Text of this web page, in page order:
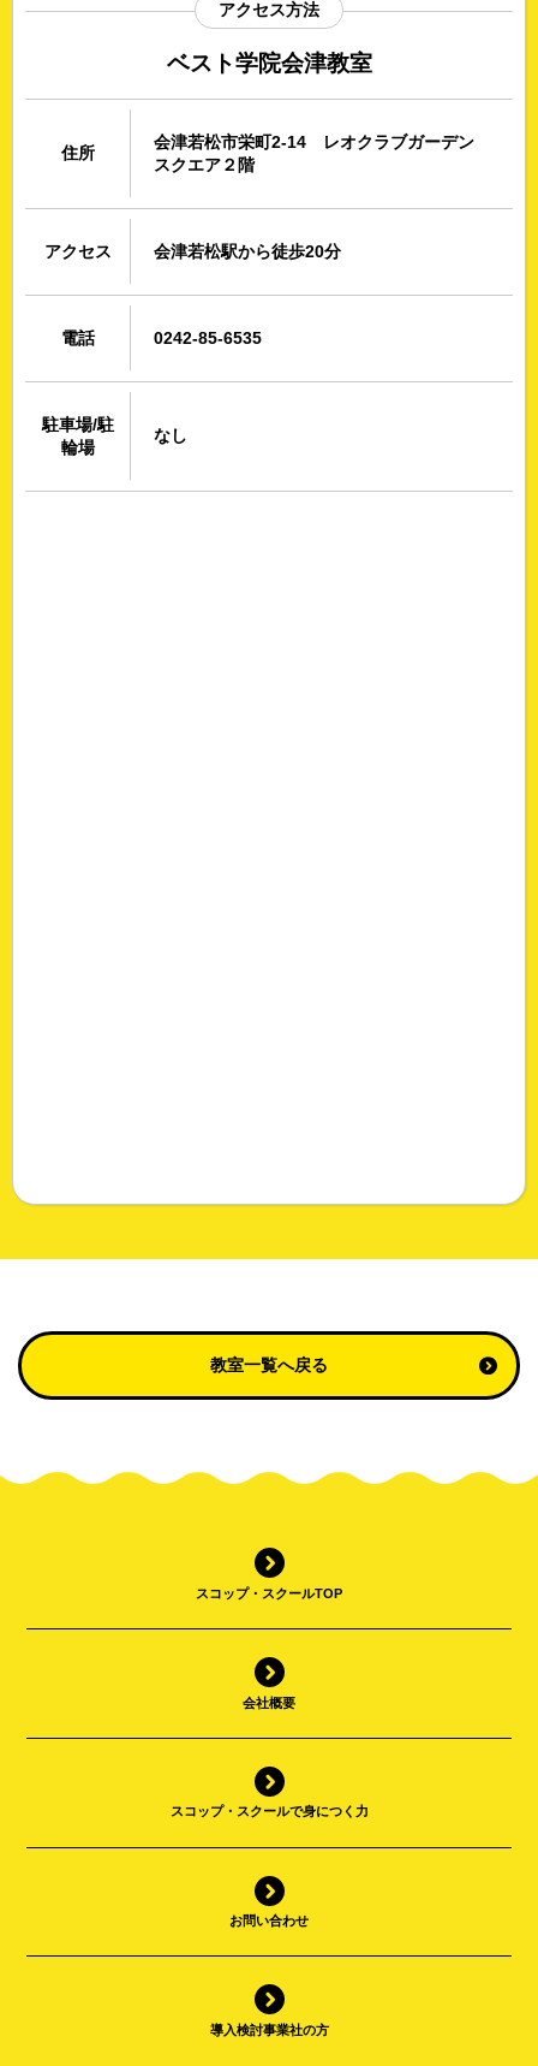
アクセス方法
ベスト学院会津教室
住所
会津若松市栄町2-14 レオクラブガーデン
スクエア２階
アクセス 会津若松駅から徒歩20分
電話 0242-85-6535
駐車場/駐
輪場
なし
教室一覧へ戻る
スコップ・スクールTOP
会社概要
スコップ・スクールで身につく力
お問い合わせ
導入検討事業社の方